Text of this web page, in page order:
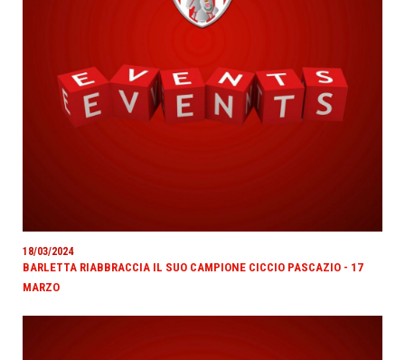
18/03/2024
BARLETTA RIABBRACCIA IL SUO CAMPIONE CICCIO PASCAZIO - 17
MARZO